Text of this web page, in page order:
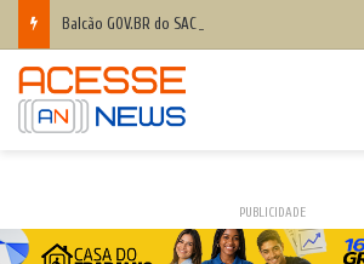
PUBLICIDADE